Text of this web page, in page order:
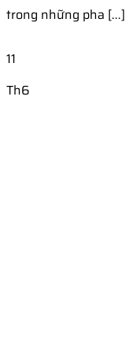
trong những pha [...]
11
Th6